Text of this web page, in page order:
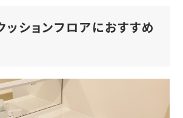
ッションフロアにおすすめ